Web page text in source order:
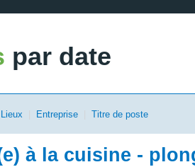
par date
Lieux Entreprise Titre de poste
à la cuisine -